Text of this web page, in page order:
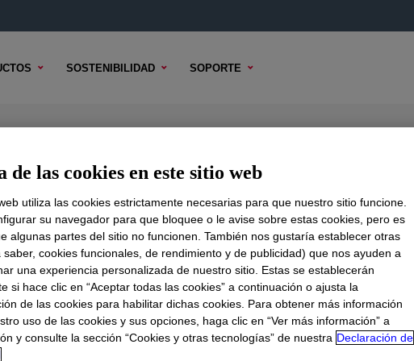
SOSTENIBILIDAD SOPORTE
TÉCNICO OPCIONES DE MUESTRA OPCIONES DE COMPRA
de las cookies en este sitio web
utiliza las cookies estrictamente necesarias para que nuestro sitio funcione.
su navegador para que bloquee o le avise sobre estas cookies, pero es
algunas partes del sitio no funcionen. También nos gustaría establecer otras
saber, cookies funcionales, de rendimiento y de publicidad) que nos ayuden a
una experiencia personalizada de nuestro sitio. Estas se establecerán
si hace clic en “Aceptar todas las cookies” a continuación o ajusta la
de las cookies para habilitar dichas cookies. Para obtener más información
uso de las cookies y sus opciones, haga clic en “Ver más información” a
y consulte la sección “Cookies y otras tecnologías” de nuestra Declaración de